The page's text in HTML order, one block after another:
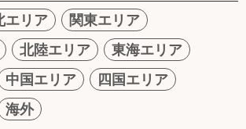
エリア
関東エリア
北陸エリア
東海エリア
中国エリア
四国エリア
海外